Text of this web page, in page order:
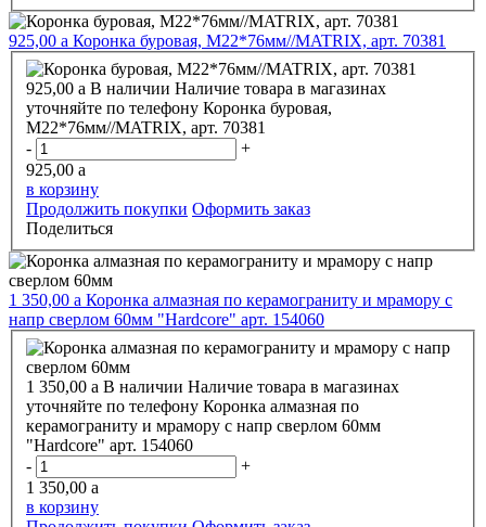
925,00 a Коронка буровая, М22*76мм//MATRIX, арт. 70381
925,00 a В наличии Наличие товара в магазинах
уточняйте по телефону Коронка буровая,
М22*76мм//MATRIX, арт. 70381
-
+
925,00 a
в корзину
Продолжить покупки Оформить заказ
Поделиться
1 350,00 a Коронка алмазная по керамограниту и мрамору с
напр сверлом 60мм "Hardcore" арт. 154060
1 350,00 a В наличии Наличие товара в магазинах
уточняйте по телефону Коронка алмазная по
керамограниту и мрамору с напр сверлом 60мм
"Hardcore" арт. 154060
-
+
1 350,00 a
в корзину